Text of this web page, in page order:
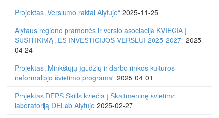
Projektas „Verslumo raktai Alytuje“ 2025-11-25
Alytaus regiono pramonės ir verslo asociacija KVIEČIA Į
SUSITIKIMĄ „ES INVESTICIJOS VERSLUI 2025-2027“ 2025-
04-24
Projektas „Minkštųjų įgūdžių ir darbo rinkos kultūros
neformaliojo švietimo programa“ 2025-04-01
Projektas DEPS-Skills kviečia į Skaitmeninę švietimo
laboratoriją DELab Alytuje 2025-02-27